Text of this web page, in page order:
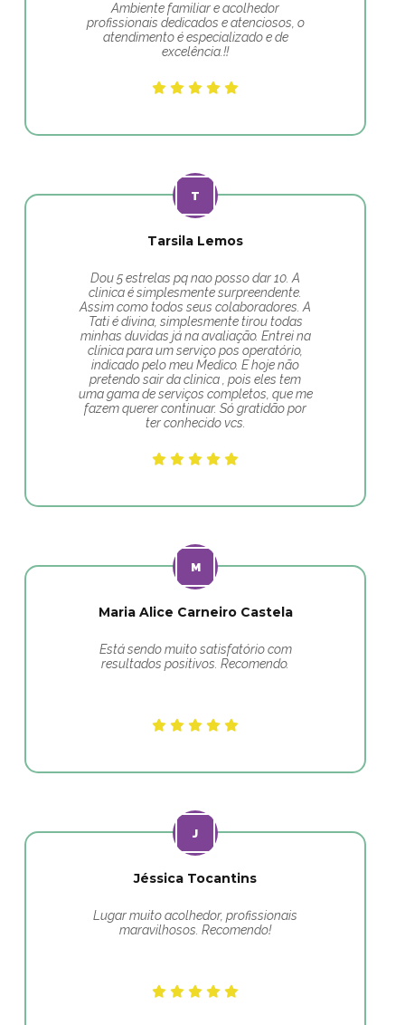
Ambiente familiar e acolhedor
profissionais dedicados e atenciosos, o
atendimento é especializado e de
excelência.!!
Tarsila Lemos
Dou 5 estrelas pq nao posso dar 10. A
clinica é simplesmente surpreendente.
Assim como todos seus colaboradores. A
Tati é divina, simplesmente tirou todas
minhas duvidas já na avaliação. Entrei na
clínica para um serviço pos operatório,
indicado pelo meu Medico. E hoje não
pretendo sair da clinica , pois eles tem
uma gama de serviços completos, que me
fazem querer continuar. Só gratidão por
ter conhecido vcs.
Maria Alice Carneiro Castela
Está sendo muito satisfatório com
resultados positivos. Recomendo.
Jéssica Tocantins
Lugar muito acolhedor, profissionais
maravilhosos. Recomendo!